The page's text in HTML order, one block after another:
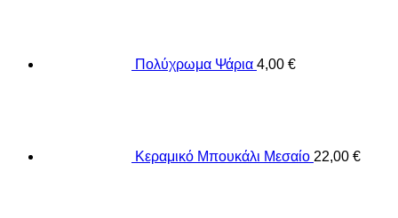
Πολύχρωμα Ψάρια 4,00 €
Κεραμικό Μπουκάλι Μεσαίο 22,00 €